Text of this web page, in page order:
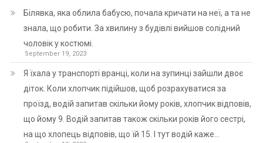
Білявка, яка облила бабусю, почала кричати на неї, а та не
знала, що робити. За хвилину з будівлі вийшов солідний
чоловік у костюмі.
September 19, 2023
Я їхала у транспорті вранці, коли на зупинці зайшли двоє
діток. Коли хлопчик підійшов, щоб розрахуватися за
проїзд, водій запитав скільки йому років, хлопчик відповів,
що йому 9. Водій запитав також скільки років його сестрі,
на що хлопець відповів, що їй 15. І тут водій каже…